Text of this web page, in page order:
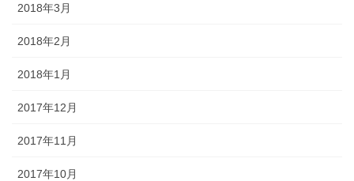
2018年3月
2018年2月
2018年1月
2017年12月
2017年11月
2017年10月